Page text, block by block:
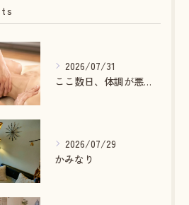
2026/07/31
ここ数日、体調が悪いあなたへ
2026/07/29
かみなり